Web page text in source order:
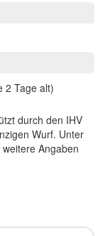
2 Tage alt)
durch den IHV
Wurf. Unter
Angaben